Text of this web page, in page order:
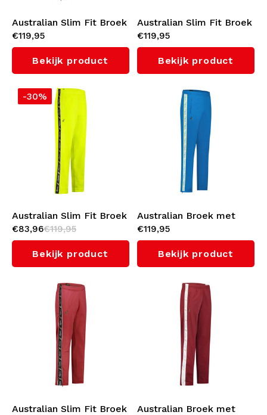
Australian Slim Fit Broek
met zwarte bies 3.0
(Navy)
€119,95
Bekijk product
Australian Slim Fit Broek
met witte bies 3.0
(Fuxia)
€119,95
Bekijk product
-30%
Australian Slim Fit Broek
met zwarte bies 3.0
(Sulphure Spring)
€83,96€119,95
Bekijk product
Australian Broek met
cyan bies 3.0 (Capri Blue)
€119,95
Bekijk product
Australian Slim Fit Broek
Australian Broek met